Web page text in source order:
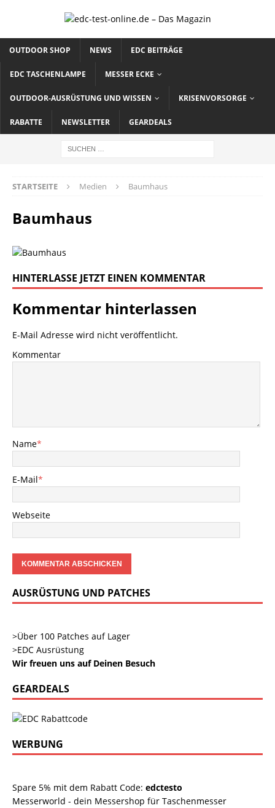
OUTDOOR SHOP NEWS EDC BEITRÄGE
EDC TASCHENLAMPE MESSER ECKE
OUTDOOR-AUSRÜSTUNG UND WISSEN KRISENVORSORGE
RABATTE NEWSLETTER GEARDEALS
STARTSEITE Medien Baumhaus
Baumhaus
HINTERLASSE JETZT EINEN KOMMENTAR
Kommentar hinterlassen
E-Mail Adresse wird nicht veröffentlicht.
Kommentar
Name*
E-Mail*
Webseite
AUSRÜSTUNG UND PATCHES
>Über 100 Patches auf Lager
>EDC Ausrüstung
Wir freuen uns auf Deinen Besuch
GEARDEALS
WERBUNG
Spare 5% mit dem Rabatt Code: edctesto
Messerworld - dein Messershop für Taschenmesser